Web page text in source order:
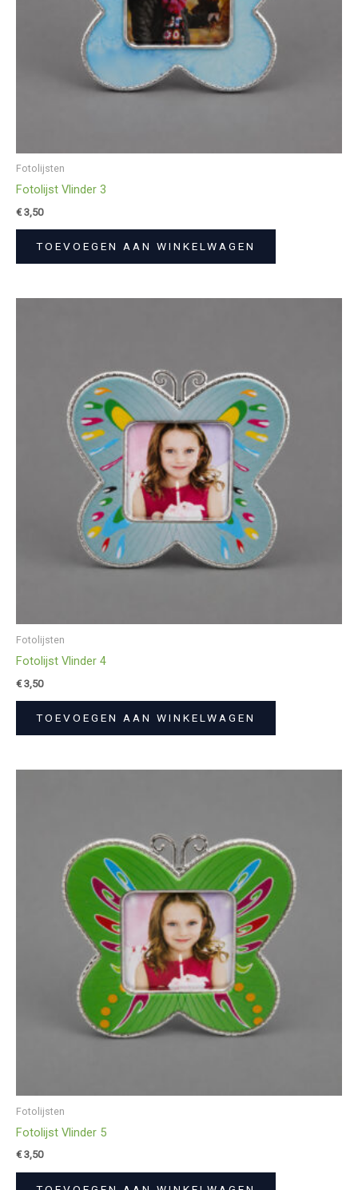
Fotolijsten
Fotolijst Vlinder 3
€3,50
TOEVOEGEN AAN WINKELWAGEN
Fotolijsten
Fotolijst Vlinder 4
€3,50
TOEVOEGEN AAN WINKELWAGEN
Fotolijsten
Fotolijst Vlinder 5
€3,50